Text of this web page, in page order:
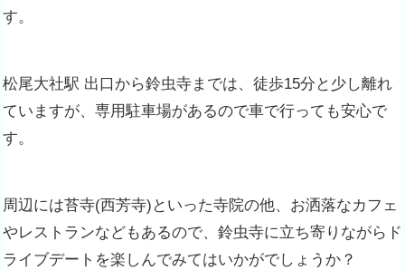
す。
松尾大社駅 出口から鈴虫寺までは、徒歩15分と少し離れ
ていますが、専用駐車場があるので車で行っても安心で
す。
周辺には苔寺(西芳寺)といった寺院の他、お洒落なカフェ
やレストランなどもあるので、鈴虫寺に立ち寄りながらド
ライブデートを楽しんでみてはいかがでしょうか？